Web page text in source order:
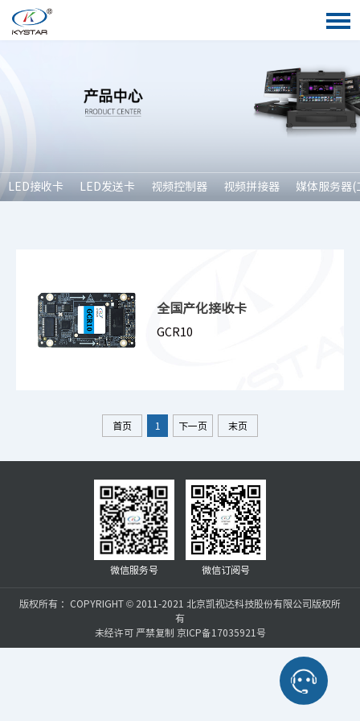
LED接收卡 LED发送卡 视频控制器 视频拼接器 媒体服务器(
全国产化接收卡
GCR10
首页 1 下一页 末页
微信服务号 微信订阅号
版权所有 ：COPYRIGHT © 2011-2021 北京凯视达科技股份有限公司版权所
有
未经许可 严禁复制 京ICP备17035921号